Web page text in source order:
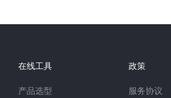
在线工具
产品选型
政策
服务协议